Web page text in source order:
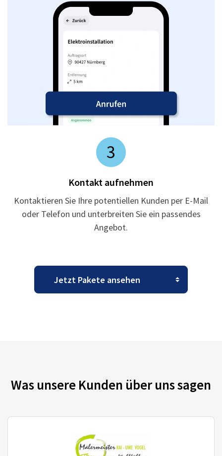
3
Kontakt aufnehmen
Kontaktieren Sie Ihre potentiellen Kunden per E-Mail
oder Telefon und unterbreiten Sie ein passendes
Angebot.
Was unsere Kunden über uns sagen